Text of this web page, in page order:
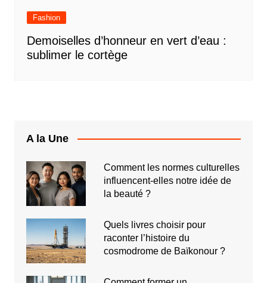
Fashion
Demoiselles d’honneur en vert d’eau :
sublimer le cortège
A la Une
Comment les normes culturelles
influencent-elles notre idée de
la beauté ?
Quels livres choisir pour
raconter l’histoire du
cosmodrome de Baïkonour ?